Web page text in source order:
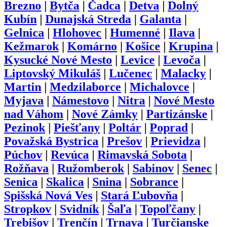
Brezno
Bytča Čadca Detva
Dolný
Kubín
Dunajská Streda Galanta
Gelnica
Hlohovec Humenné Ilava
Kežmarok| Komárno Košice Krupina
Kysucké Nové Mesto
Levice Levoča
Liptovský Mikuláš
Lučenec Malacky
Martin
Medzilaborce Michalovce
Myjava
Námestovo Nitra
Nové Mesto
nad Váhom
Nové Zámky Partizánske
Pezinok| Piešťany Poltár Poprad
Považská Bystrica
Prešov Prievidza
Púchov
Revúca Rimavská Sobota
Rožňava
Ružomberok| Sabinov Senec
Senica
Skalica Snina Sobrance
Spišská Nová Ves
Stará Ľubovňa
Stropkov
Svidník| Šaľa Topoľčany
Trebišov
Trenčín Trnava
Turčianske